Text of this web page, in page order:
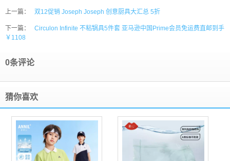
上一篇： 双12促销 Joseph Joseph 创意厨具大汇总 5折
下一篇：
Circulon Infinite 不粘锅具5件套 亚马逊中国Prime会员免运费直邮到手
￥1108
0条评论
猜你喜欢